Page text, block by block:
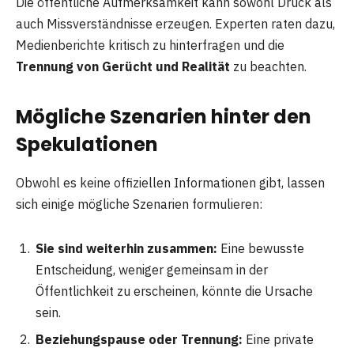
auch Missverständnisse erzeugen. Experten raten dazu,
Medienberichte kritisch zu hinterfragen und die
Trennung von Gerücht und Realität zu beachten.
Mögliche Szenarien hinter den
Spekulationen
Obwohl es keine offiziellen Informationen gibt, lassen
sich einige mögliche Szenarien formulieren:
Sie sind weiterhin zusammen: Eine bewusste
Entscheidung, weniger gemeinsam in der
Öffentlichkeit zu erscheinen, könnte die Ursache
sein.
Beziehungspause oder Trennung: Eine private